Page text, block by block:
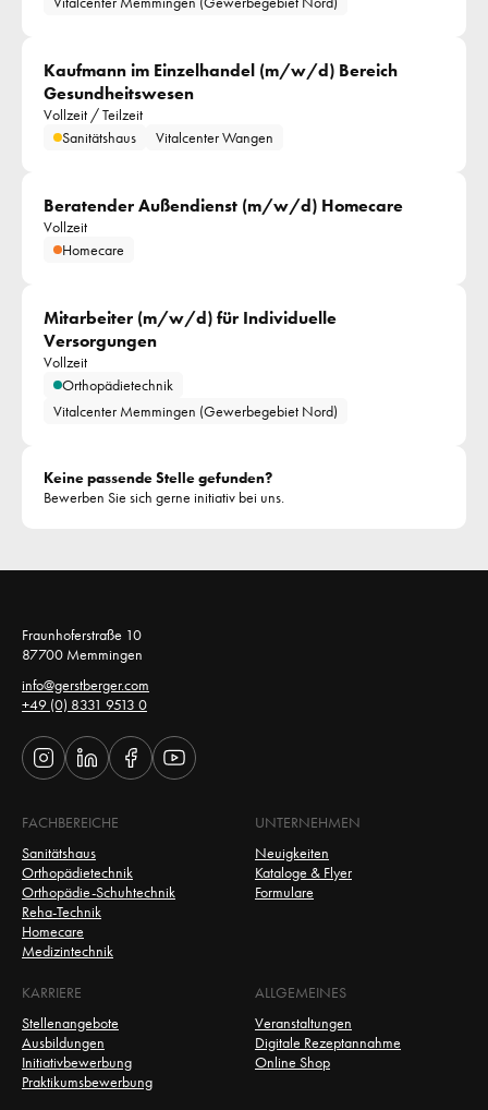
Kaufmann im Einzelhandel (m/w/d) Bereich
Gesundheitswesen
Vollzeit / Teilzeit
Sanitätshaus
Vitalcenter Wangen
Beratender Außendienst (m/w/d) Homecare
Vollzeit
Homecare
Mitarbeiter (m/w/d) für Individuelle
Versorgungen
Vollzeit
Orthopädietechnik
Vitalcenter Memmingen (Gewerbegebiet Nord)
Keine passende Stelle gefunden?
Bewerben Sie sich gerne initiativ bei uns.
Fraunhoferstraße 10
87700 Memmingen
info@gerstberger.com
+49 (0) 8331 9513 0
FACHBEREICHE
Sanitätshaus
Orthopädietechnik
Orthopädie-Schuhtechnik
Reha-Technik
Homecare
Medizintechnik
UNTERNEHMEN
Neuigkeiten
Kataloge & Flyer
Formulare
KARRIERE
Stellenangebote
Ausbildungen
Initiativbewerbung
Praktikumsbewerbung
ALLGEMEINES
Veranstaltungen
Digitale Rezeptannahme
Online Shop